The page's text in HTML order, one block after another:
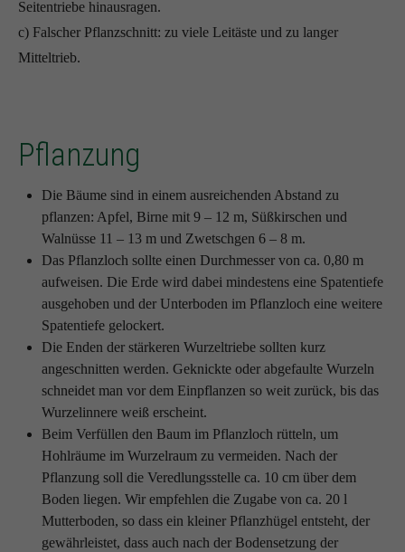
Seitentriebe hinausragen.
c) Falscher Pflanzschnitt: zu viele Leitäste und zu langer
Mitteltrieb.
Pflanzung
Die Bäume sind in einem ausreichenden Abstand zu
pflanzen: Apfel, Birne mit 9 – 12 m, Süßkirschen und
Walnüsse 11 – 13 m und Zwetschgen 6 – 8 m.
Das Pflanzloch sollte einen Durchmesser von ca. 0,80 m
aufweisen. Die Erde wird dabei mindestens eine Spatentiefe
ausgehoben und der Unterboden im Pflanzloch eine weitere
Spatentiefe gelockert.
Die Enden der stärkeren Wurzeltriebe sollten kurz
angeschnitten werden. Geknickte oder abgefaulte Wurzeln
schneidet man vor dem Einpflanzen so weit zurück, bis das
Wurzelinnere weiß erscheint.
Beim Verfüllen den Baum im Pflanzloch rütteln, um
Hohlräume im Wurzelraum zu vermeiden. Nach der
Pflanzung soll die Veredlungsstelle ca. 10 cm über dem
Boden liegen. Wir empfehlen die Zugabe von ca. 20 l
Mutterboden, so dass ein kleiner Pflanzhügel entsteht, der
gewährleistet, dass auch nach der Bodensetzung der